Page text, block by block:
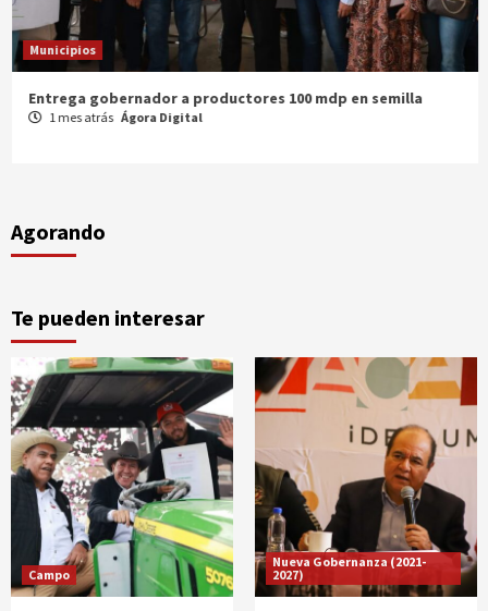
Municipios
Entrega gobernador a productores 100 mdp en semilla
1 mes atrás Ágora Digital
Agorando
Te pueden interesar
Campo
Nueva Gobernanza (2021-
2027)